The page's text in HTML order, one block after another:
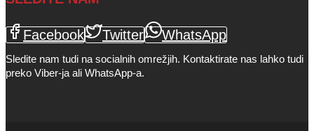
Facebook Twitter WhatsApp
Sledite nam tudi na socialnih omrežjih. Kontaktirate nas lahko tudi
preko Viber-ja ali WhatsApp-a.